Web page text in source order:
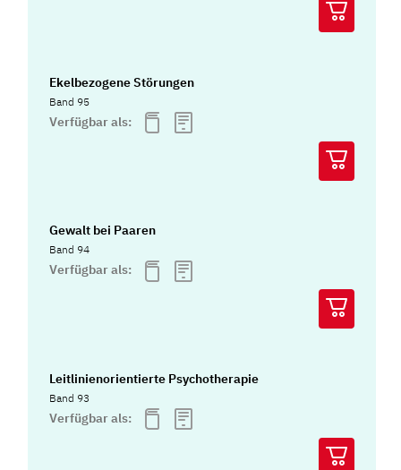
Ekelbezogene Störungen
Band 95
Verfügbar als:
Gewalt bei Paaren
Band 94
Verfügbar als:
Leitlinienorientierte Psychotherapie
Band 93
Verfügbar als: